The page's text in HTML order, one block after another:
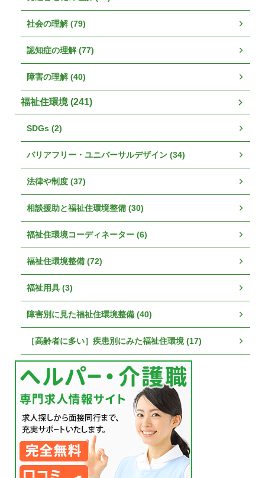
社会の理解 (79)
認知症の理解 (77)
障害の理解 (40)
福祉住環境 (241)
SDGs (2)
バリアフリー・ユニバーサルデザイン (34)
法律や制度 (37)
相談援助と福祉住環境整備 (30)
福祉住環境コーディネーター (6)
福祉住環境整備 (72)
福祉用具 (3)
障害別に見た福祉住環境整備 (40)
［高齢者に多い］疾患別にみた福祉住環境 (17)